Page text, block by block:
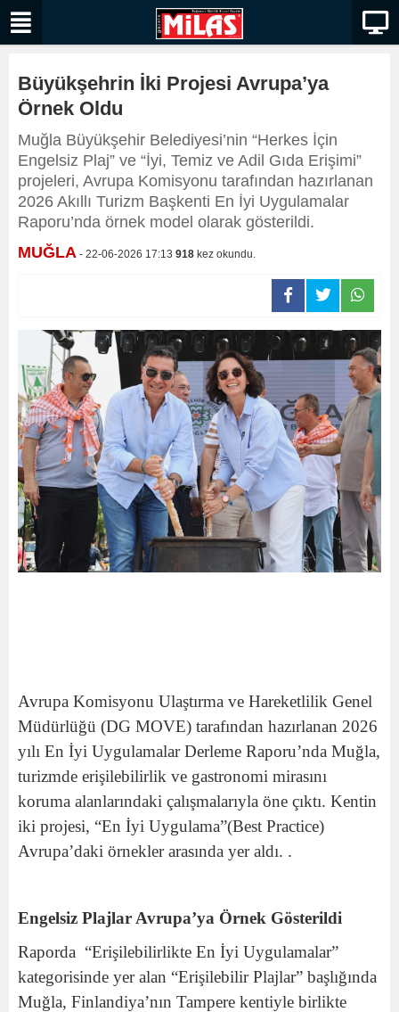
Büyükşehrin İki Projesi Avrupa’ya
Örnek Oldu
Muğla Büyükşehir Belediyesi’nin “Herkes İçin
Engelsiz Plaj” ve “İyi, Temiz ve Adil Gıda Erişimi”
projeleri, Avrupa Komisyonu tarafından hazırlanan
2026 Akıllı Turizm Başkenti En İyi Uygulamalar
Raporu’nda örnek model olarak gösterildi.
MUĞLA - 22-06-2026 17:13 918 kez okundu.
Avrupa Komisyonu Ulaştırma ve Hareketlilik Genel
Müdürlüğü (DG MOVE) tarafından hazırlanan 2026
yılı En İyi Uygulamalar Derleme Raporu’nda Muğla,
turizmde erişilebilirlik ve gastronomi mirasını
koruma alanlarındaki çalışmalarıyla öne çıktı. Kentin
iki projesi, “En İyi Uygulama”(Best Practice)
Avrupa’daki örnekler arasında yer aldı. .
Engelsiz Plajlar Avrupa’ya Örnek Gösterildi
Raporda “Erişilebilirlikte En İyi Uygulamalar”
kategorisinde yer alan “Erişilebilir Plajlar” başlığında
Muğla, Finlandiya’nın Tampere kentiyle birlikte